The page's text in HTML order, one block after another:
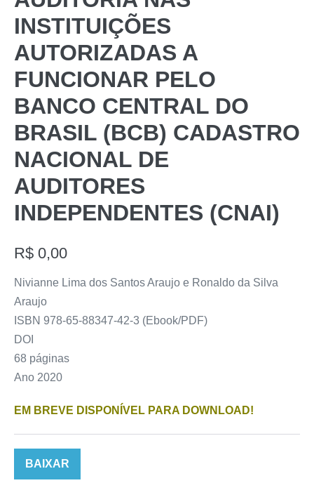
INSTITUIÇÕES
AUTORIZADAS A
FUNCIONAR PELO
BANCO CENTRAL DO
BRASIL (BCB) CADASTRO
NACIONAL DE
AUDITORES
INDEPENDENTES (CNAI)
R$ 0,00
Nivianne Lima dos Santos Araujo e Ronaldo da Silva
Araujo
ISBN 978-65-88347-42-3 (Ebook/PDF)
DOI
68 páginas
Ano 2020
EM BREVE DISPONÍVEL PARA DOWNLOAD!
BAIXAR